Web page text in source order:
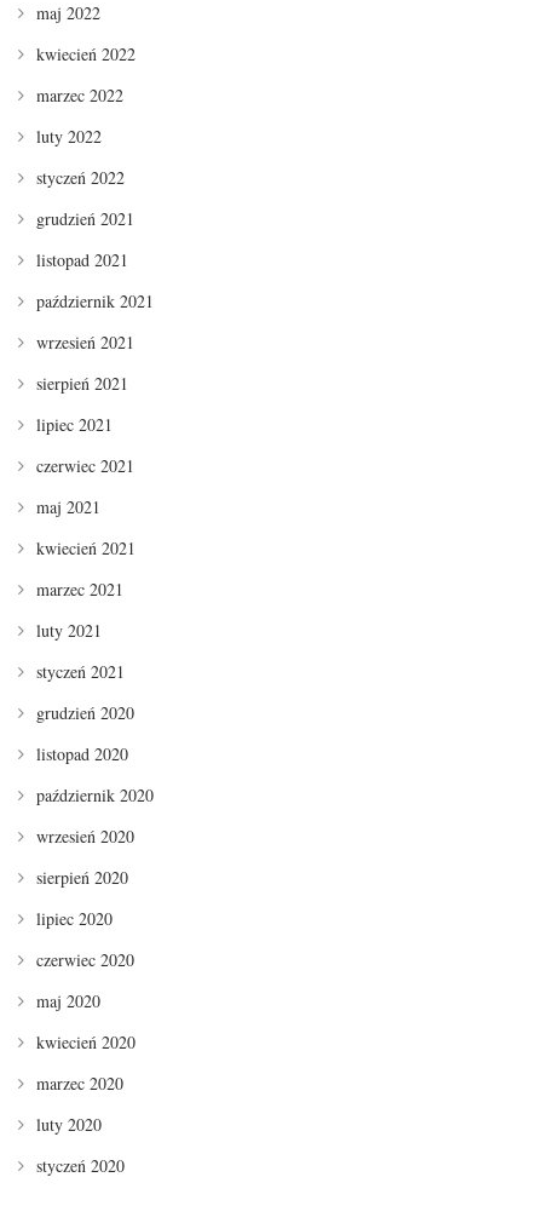
maj 2022
kwiecień 2022
marzec 2022
luty 2022
styczeń 2022
grudzień 2021
listopad 2021
październik 2021
wrzesień 2021
sierpień 2021
lipiec 2021
czerwiec 2021
maj 2021
kwiecień 2021
marzec 2021
luty 2021
styczeń 2021
grudzień 2020
listopad 2020
październik 2020
wrzesień 2020
sierpień 2020
lipiec 2020
czerwiec 2020
maj 2020
kwiecień 2020
marzec 2020
luty 2020
styczeń 2020